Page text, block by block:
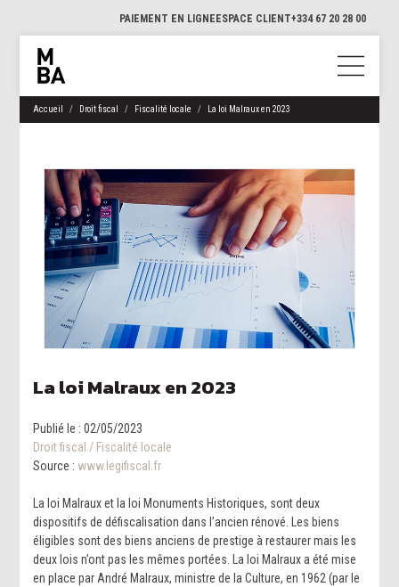
PAIEMENT EN LIGNEESPACE CLIENT+334 67 20 28 00
Accueil Droit fiscal Fiscalité locale La loi Malraux en 2023
La loi Malraux en 2023
Publié le :02/05/2023
Droit fiscal / Fiscalité locale
Source : www.legifiscal.fr
La loi Malraux et la loi Monuments Historiques, sont deux
dispositifs de défiscalisation dans l’ancien rénové. Les biens
éligibles sont des biens anciens de prestige à restaurer mais les
deux lois n’ont pas les mêmes portées. La loi Malraux a été mise
en place par André Malraux, ministre de la Culture, en 1962 (par le